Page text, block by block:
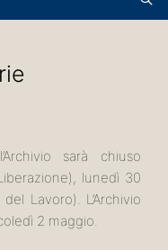
sarà chiuso
lunedì 30
Lavoro). L’Archivio
2 maggio.